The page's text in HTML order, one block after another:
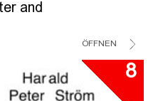
and
ÖFFNEN
8